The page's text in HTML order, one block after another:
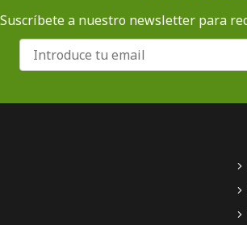
Suscríbete a nuestro newsletter para